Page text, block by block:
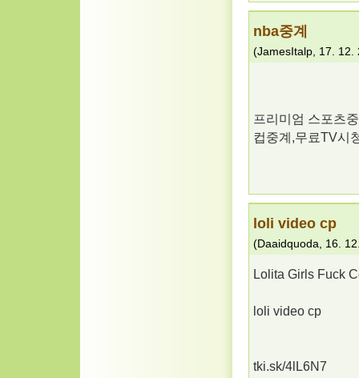
nba중계
(JamesItalp, 17. 12.
프리미엄 스포츠
컵중계,무료TV시
loli video cp
(Daaidquoda, 16.
Lolita Girls Fuck
loli video cp
tki.sk/4lL6N7